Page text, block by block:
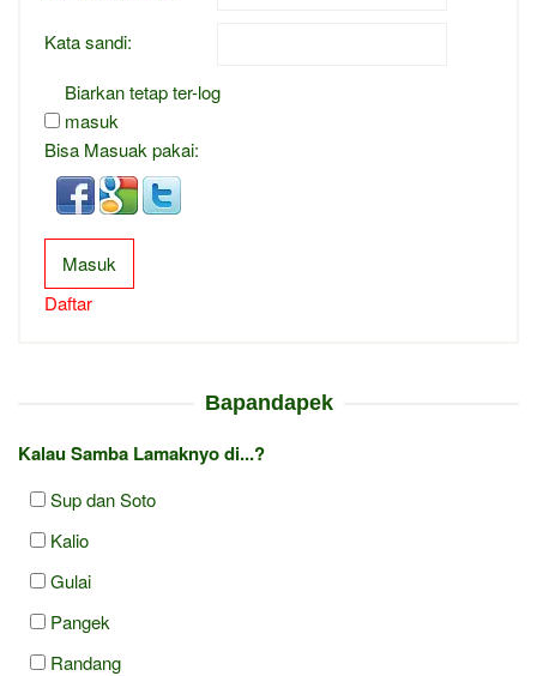
Kata sandi:
Biarkan tetap ter-log
masuk
Bisa Masuak pakai:
Masuk
Daftar
Bapandapek
Kalau Samba Lamaknyo di...?
Sup dan Soto
Kalio
Gulai
Pangek
Randang